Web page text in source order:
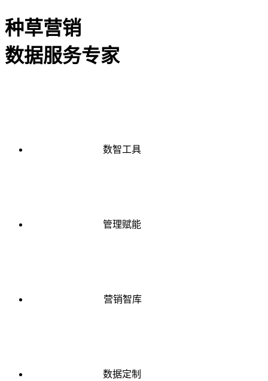
种草营销
数据服务专家
数智工具
管理赋能
营销智库
数据定制